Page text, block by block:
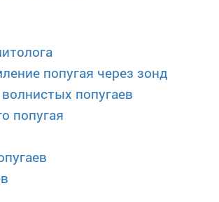
попугая через зонд
попугаев
попугая